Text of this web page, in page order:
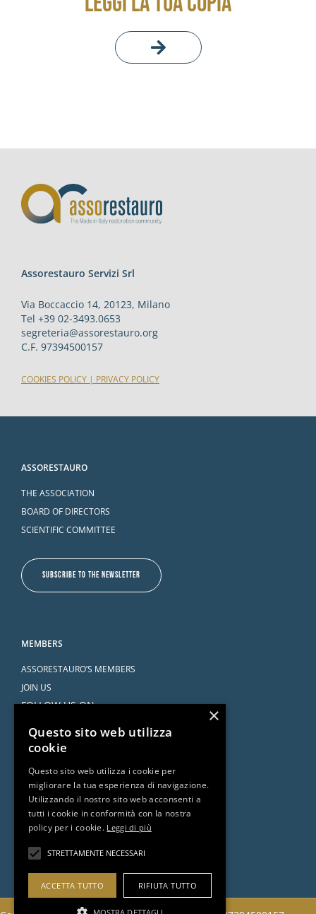
Assorestauro Servizi Srl
Via Boccaccio 14, 20123, Milano
Tel +39 02-3493.0653
segreteria@assorestauro.org
C.F. 97394500157
COOKIES POLICY | PRIVACY POLICY
ASSORESTAURO
THE ASSOCIATION
BOARD OF DIRECTORS
SCIENTIFIC COMMITTEE
SUBSCRIBE TO THE NEWSLETTER
MEMBERS
ASSORESTAURO’S MEMBERS
JOIN US
FOLLOW US ON
SERVICES
AGREEMENTS
ASK THE ATTORNEY
DOCUMENTS AND RESOURCES
×
Questo sito web utilizza
cookie
Questo sito web utilizza i cookie per
migliorare la tua esperienza di navigazione.
Utilizzando il nostro sito web acconsenti a
tutti i cookie in conformità con la nostra
policy per i cookie. Leggi di più
STRETTAMENTE NECESSARI
ACCETTA TUTTO RIFIUTA TUTTO